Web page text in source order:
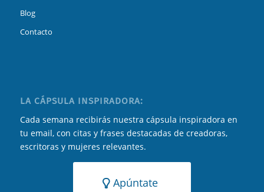
Blog
Contacto
LA CÁPSULA INSPIRADORA:
Cada semana recibirás nuestra cápsula inspiradora en
tu email, con citas y frases destacadas de creadoras,
escritoras y mujeres relevantes.
Apúntate